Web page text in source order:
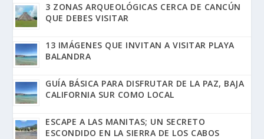
3 ZONAS ARQUEOLÓGICAS CERCA DE CANCÚN
QUE DEBES VISITAR
13 IMÁGENES QUE INVITAN A VISITAR PLAYA
BALANDRA
GUÍA BÁSICA PARA DISFRUTAR DE LA PAZ, BAJA
CALIFORNIA SUR COMO LOCAL
ESCAPE A LAS MANITAS; UN SECRETO
ESCONDIDO EN LA SIERRA DE LOS CABOS